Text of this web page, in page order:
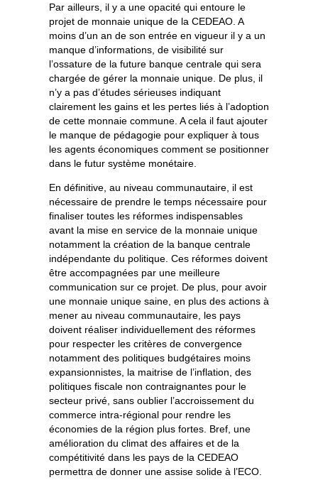
Par ailleurs, il y a une opacité qui entoure le
projet de monnaie unique de la CEDEAO. A
moins d’un an de son entrée en vigueur il y a un
manque d’informations, de visibilité sur
l’ossature de la future banque centrale qui sera
chargée de gérer la monnaie unique. De plus, il
n’y a pas d’études sérieuses indiquant
clairement les gains et les pertes liés à l’adoption
de cette monnaie commune. A cela il faut ajouter
le manque de pédagogie pour expliquer à tous
les agents économiques comment se positionner
dans le futur système monétaire.
En définitive, au niveau communautaire, il est
nécessaire de prendre le temps nécessaire pour
finaliser toutes les réformes indispensables
avant la mise en service de la monnaie unique
notamment la création de la banque centrale
indépendante du politique. Ces réformes doivent
être accompagnées par une meilleure
communication sur ce projet. De plus, pour avoir
une monnaie unique saine, en plus des actions à
mener au niveau communautaire, les pays
doivent réaliser individuellement des réformes
pour respecter les critères de convergence
notamment des politiques budgétaires moins
expansionnistes, la maitrise de l’inflation, des
politiques fiscale non contraignantes pour le
secteur privé, sans oublier l’accroissement du
commerce intra-régional pour rendre les
économies de la région plus fortes. Bref, une
amélioration du climat des affaires et de la
compétitivité dans les pays de la CEDEAO
permettra de donner une assise solide à l’ECO.